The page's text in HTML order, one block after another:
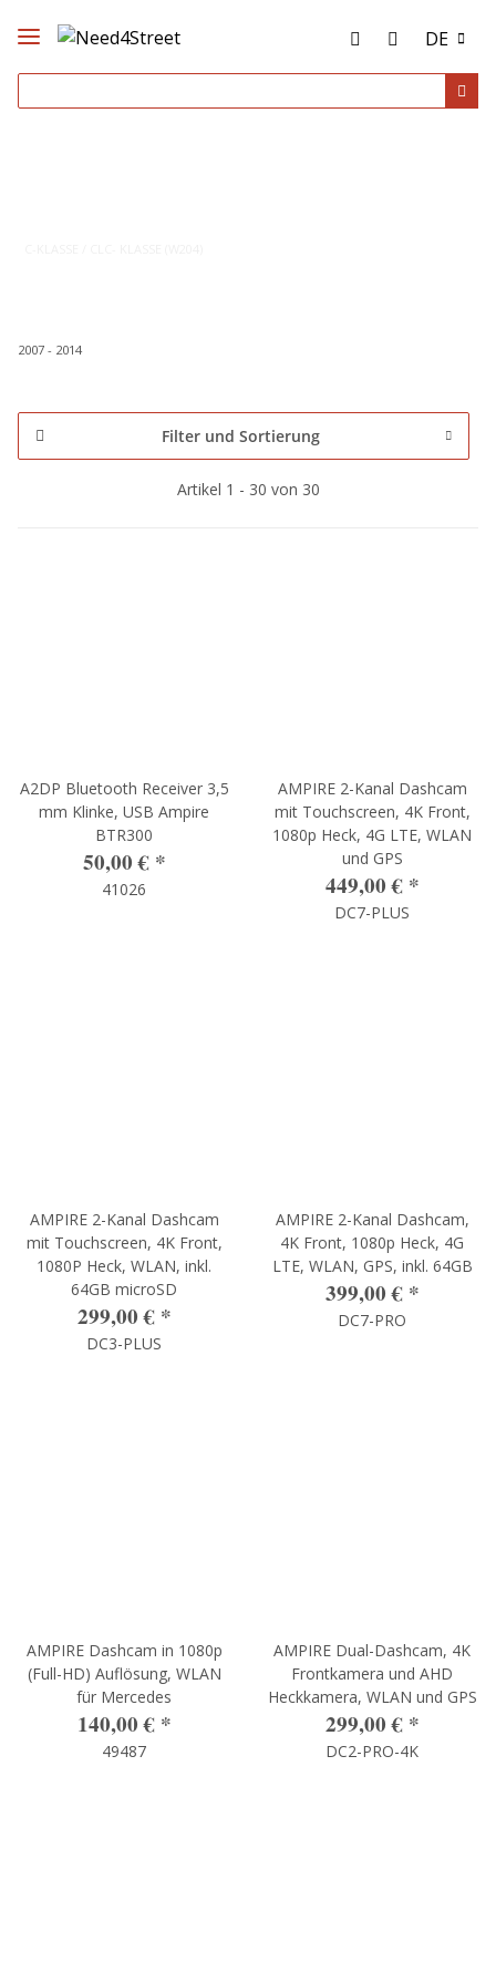
DE
2007 - 2014
Filter und Sortierung
Artikel 1 - 30 von 30
A2DP Bluetooth Receiver 3,5
mm Klinke, USB Ampire
BTR300
50,00 € *
41026
AMPIRE 2-Kanal Dashcam
mit Touchscreen, 4K Front,
1080p Heck, 4G LTE, WLAN
und GPS
449,00 € *
DC7-PLUS
AMPIRE 2-Kanal Dashcam
mit Touchscreen, 4K Front,
1080P Heck, WLAN, inkl.
64GB microSD
299,00 € *
DC3-PLUS
AMPIRE 2-Kanal Dashcam,
4K Front, 1080p Heck, 4G
LTE, WLAN, GPS, inkl. 64GB
399,00 € *
DC7-PRO
AMPIRE Dashcam in 1080p
(Full-HD) Auflösung, WLAN
für Mercedes
140,00 € *
49487
AMPIRE Dual-Dashcam, 4K
Frontkamera und AHD
Heckkamera, WLAN und GPS
299,00 € *
DC2-PRO-4K